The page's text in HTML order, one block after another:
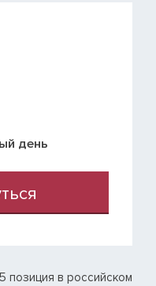
день
позиция в российском